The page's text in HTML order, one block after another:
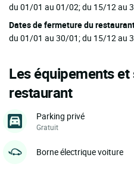
du 01/01 au 01/02; du 15/12 au
Dates de fermeture du
du 01/01 au 30/01; du 15/12 au
Les équipements
restaurant
Parking privé
Gratuit
Borne électrique voiture